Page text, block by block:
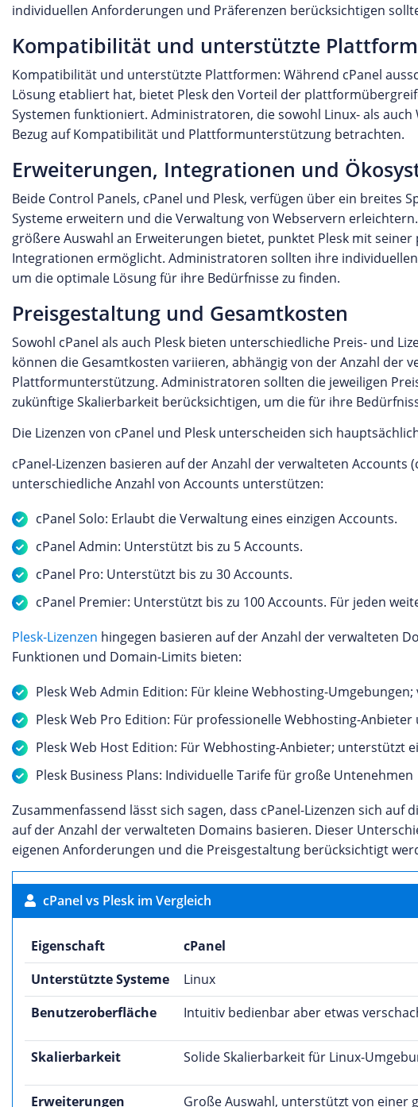
individuellen Anforderungen und Präferenzen berücksichtigen
Kompatibilität und unterstützte
Kompatibilität und unterstützte Plattformen: Während cPanel
Lösung etabliert hat, bietet Plesk den Vorteil der
Systemen funktioniert. Administratoren, die sowohl Linux- als
Bezug auf Kompatibilität und Plattformunterstützung betrachten.
Erweiterungen, Integrationen und
Beide Control Panels, cPanel und Plesk, verfügen über ein
Systeme erweitern und die Verwaltung von Webservern
größere Auswahl an Erweiterungen bietet, punktet Plesk mit
Integrationen ermöglicht. Administratoren sollten ihre
um die optimale Lösung für ihre Bedürfnisse zu finden.
Preisgestaltung und Gesamtkosten
Sowohl cPanel als auch Plesk bieten unterschiedliche Preis- und
können die Gesamtkosten variieren, abhängig von der Anzahl
Plattformunterstützung. Administratoren sollten die jeweiligen
zukünftige Skalierbarkeit berücksichtigen, um die für ihre
Die Lizenzen von cPanel und Plesk unterscheiden sich
cPanel-Lizenzen basieren auf der Anzahl der verwalteten
unterschiedliche Anzahl von Accounts unterstützen:
cPanel Solo: Erlaubt die Verwaltung eines einzigen Accounts.
cPanel Admin: Unterstützt bis zu 5 Accounts.
cPanel Pro: Unterstützt bis zu 30 Accounts.
cPanel Premier: Unterstützt bis zu 100 Accounts. Für jeden
Plesk-Lizenzen hingegen basieren auf der Anzahl der verwalteten
Funktionen und Domain-Limits bieten:
Plesk Web Admin Edition: Für kleine Webhosting-
Plesk Web Pro Edition: Für professionelle Webhosting-
Plesk Web Host Edition: Für Webhosting-Anbieter; unterstützt
Plesk Business Plans: Individuelle Tarife für große Untenehmen
Zusammenfassend lässt sich sagen, dass cPanel-Lizenzen sich
auf der Anzahl der verwalteten Domains basieren. Dieser
eigenen Anforderungen und die Preisgestaltung berücksichtigt
cPanel vs Plesk im Vergleich
Eigenschaft cPanel
Unterstützte Systeme
Linux
Benutzeroberfläche
Intuitiv bedienbar aber etwas
Skalierbarkeit Solide Skalierbarkeit für Linux-
Erweiterungen Große Auswahl, unterstützt von einer